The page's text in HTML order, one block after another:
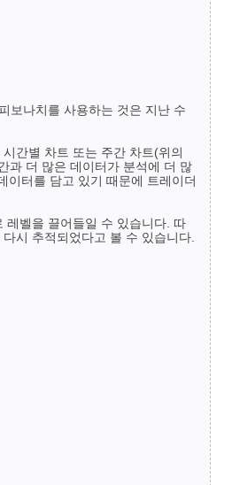
보나치를 사용하는 것은 지난 수
간별 차트 또는 주간 차트(위의
과 더 많은 데이터가 분석에 더 많
이터를 담고 있기 때문에 트레이더
레벨을 끌어들일 수 있습니다. 따
시 추적되었다고 볼 수 있습니다.